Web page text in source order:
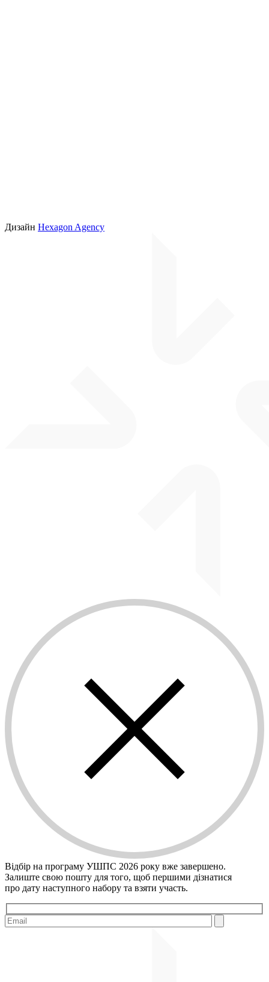
Дизайн Hexagon Agency
Відбір на програму УШПС 2026 року вже завершено.
Залиште свою пошту для того, щоб першими дiзнатися
про дату наступного набору та взяти участь.
Please leave this field empty.